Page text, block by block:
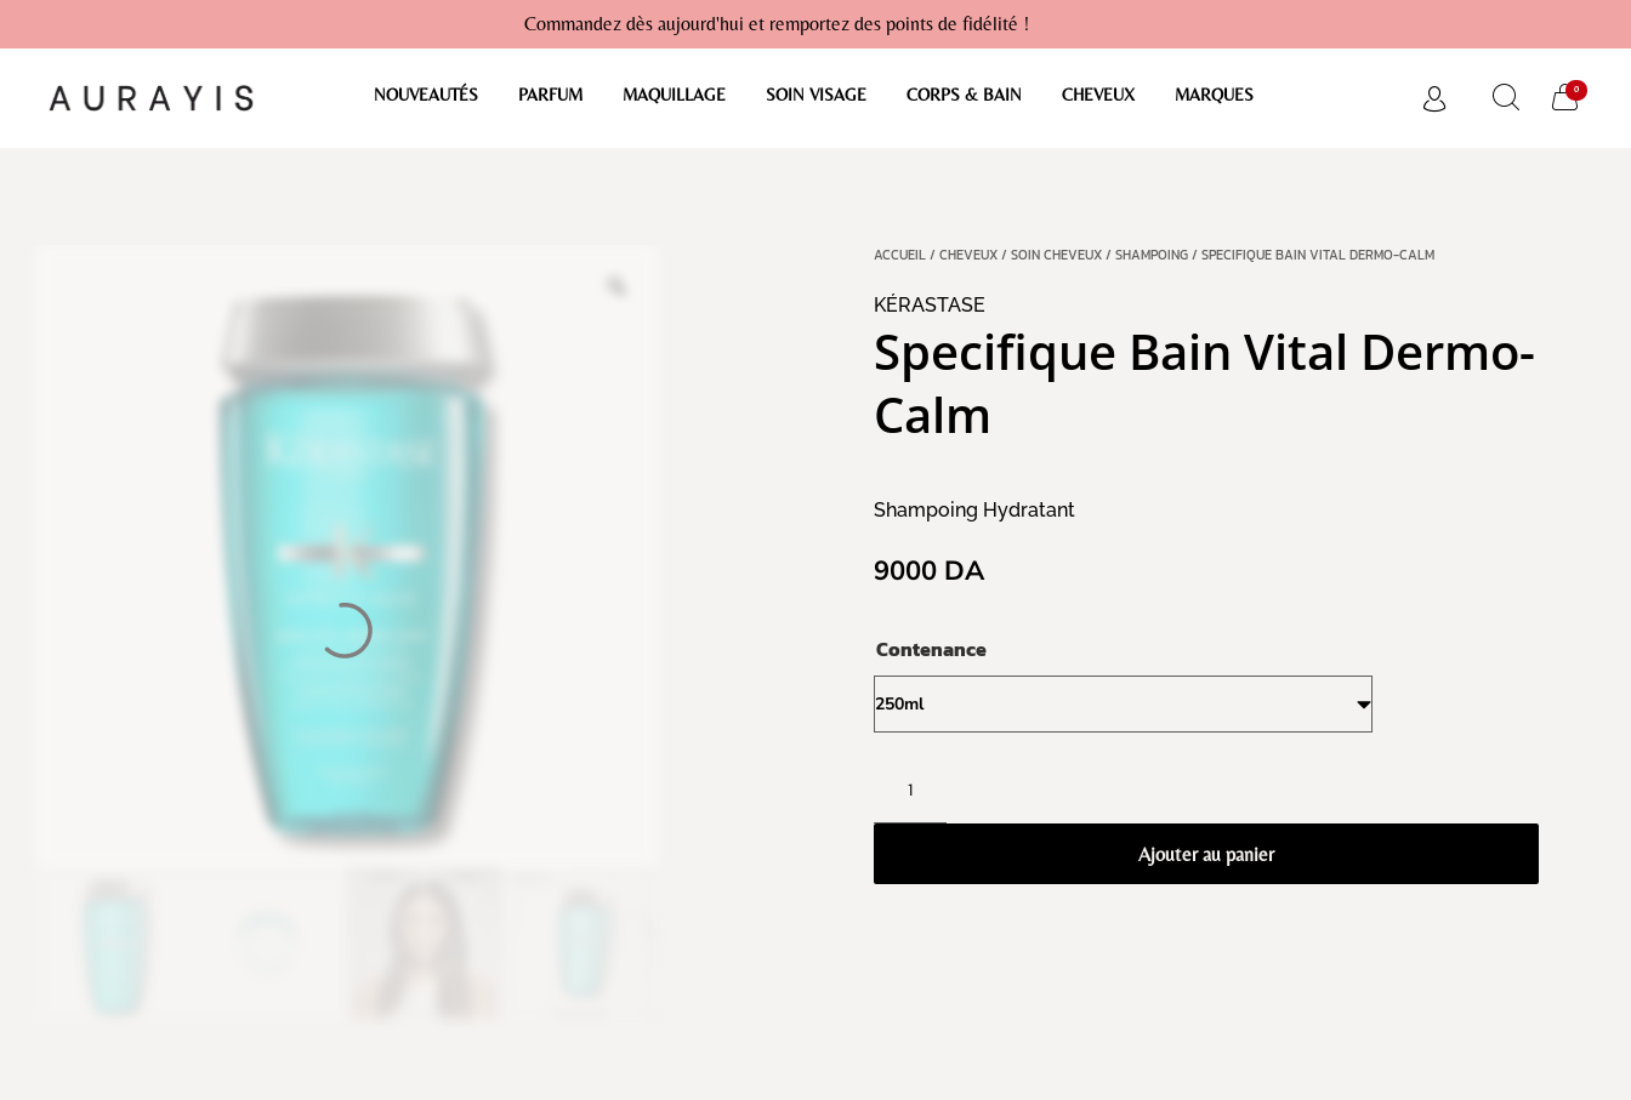
Commandez dès aujourd'hui et remportez des points de fidélité !
NOUVEAUTÉS PARFUM MAQUILLAGE SOIN VISAGE CORPS & BAIN CHEVEUX MARQUES 0
ACCUEIL/ CHEVEUX/ SOIN CHEVEUX/ SHAMPOING/ SPECIFIQUE BAIN VITAL DERMO-CALM
KÉRASTASE
Specifique Bain Vital Dermo-
Calm
Shampoing Hydratant
9000 DA
Contenance
Ajouter au panier